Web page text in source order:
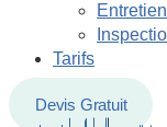
Tarifs
Devis Gratuit